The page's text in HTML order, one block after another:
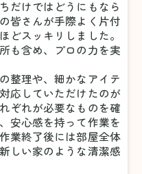
だけではどうにもなら
皆さんが手際よく片付
どスッキリしました。
も含め、プロの力を実
整理や、細かなアイテ
応していただけたのが
ぞれが必要なものを確
安心感を持って作業を
業終了後には部屋全体
しい家のような清潔感